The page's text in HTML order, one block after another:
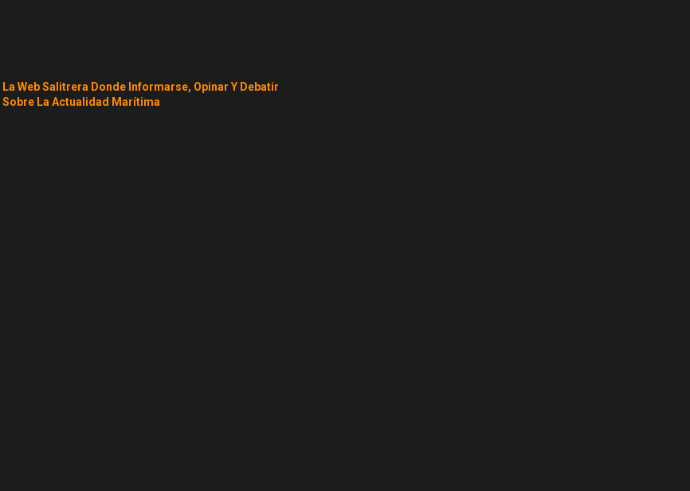
La Web Salitrera Donde Informarse, Opinar Y Debatir
Sobre La Actualidad Marítima